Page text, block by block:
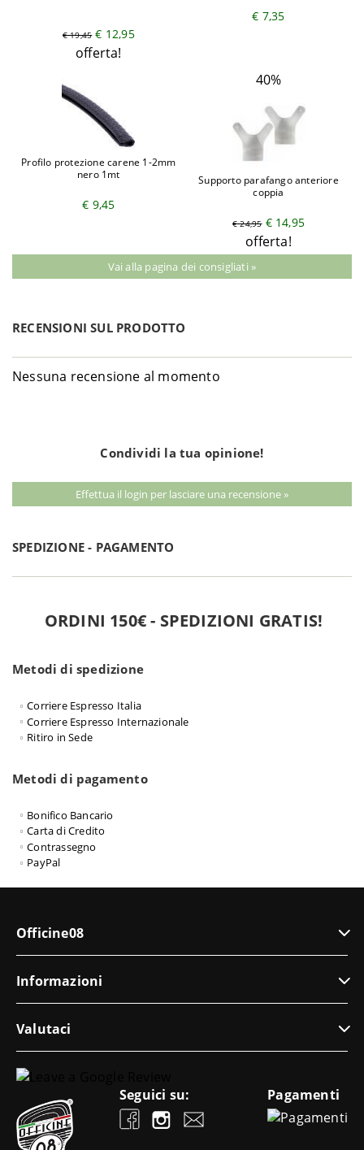
€ 19,45 € 12,95
offerta!
€ 7,35
Profilo protezione carene 1-2mm
nero 1mt
€ 9,45
40%
Supporto parafango anteriore
coppia
€ 24,95 € 14,95
offerta!
Vai alla pagina dei consigliati »
RECENSIONI SUL PRODOTTO
Nessuna recensione al momento
Condividi la tua opinione!
Effettua il login per lasciare una recensione »
SPEDIZIONE - PAGAMENTO
ORDINI 150€ - SPEDIZIONI GRATIS!
Metodi di spedizione
Corriere Espresso Italia
Corriere Espresso Internazionale
Ritiro in Sede
Metodi di pagamento
Bonifico Bancario
Carta di Credito
Contrassegno
PayPal
Officine08
Informazioni
Valutaci
Seguici su: Pagamenti